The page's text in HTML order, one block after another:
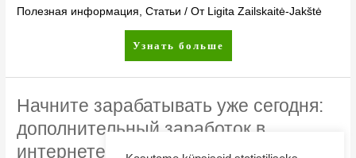
Полезная информация ,Статьи / От Ligita Zailskaitė-Jakštė
Купить
AMWAY
продукты
в
Выберите
удобный
Узнать больше
Начните зарабатывать уже сегодня:
дополнительный заработок в
интернете с компанией прямых